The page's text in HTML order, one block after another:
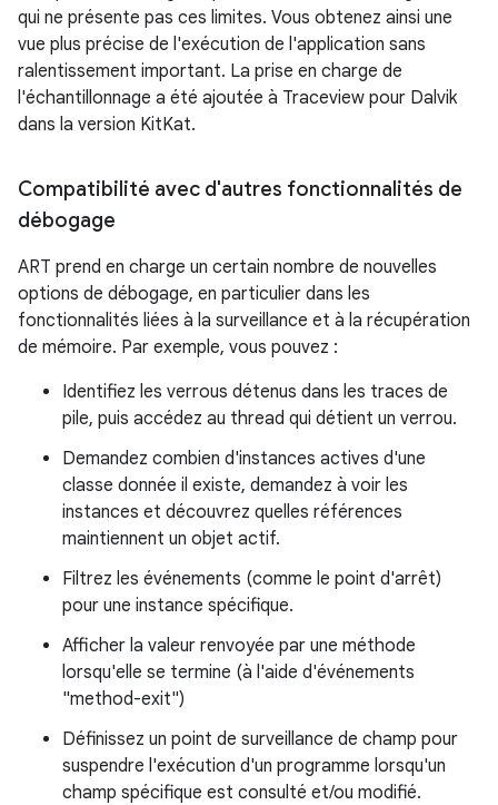
qui ne présente pas ces limites. Vous obtenez ainsi une
vue plus précise de l'exécution de l'application sans
ralentissement important. La prise en charge de
l'échantillonnage a été ajoutée à Traceview pour Dalvik
dans la version KitKat.
Compatibilité avec d'autres fonctionnalités de
débogage
ART prend en charge un certain nombre de nouvelles
options de débogage, en particulier dans les
fonctionnalités liées à la surveillance et à la récupération
de mémoire. Par exemple, vous pouvez :
Identifiez les verrous détenus dans les traces de
pile, puis accédez au thread qui détient un verrou.
Demandez combien d'instances actives d'une
classe donnée il existe, demandez à voir les
instances et découvrez quelles références
maintiennent un objet actif.
Filtrez les événements (comme le point d'arrêt)
pour une instance spécifique.
Afficher la valeur renvoyée par une méthode
lorsqu'elle se termine (à l'aide d'événements
"method-exit")
Définissez un point de surveillance de champ pour
suspendre l'exécution d'un programme lorsqu'un
champ spécifique est consulté et/ou modifié.